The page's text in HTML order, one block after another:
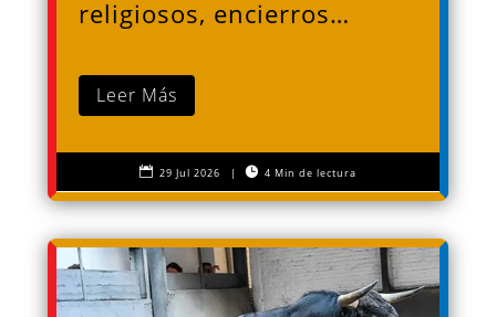
religiosos, encierros…
Leer Más
 29 Jul 2026 |  4 Min de lectura